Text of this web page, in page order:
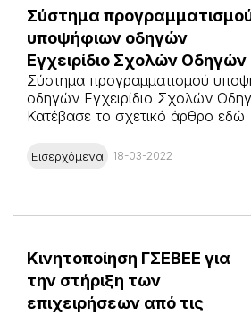
Σύστημα
υποψήφιων οδηγών
Εγχειρίδιο Σχολών Οδηγών
Σύστημα προγραμματισμού
οδηγών Εγχειρίδιο Σχολών
Κατέβασε το σχετικό άρθρο εδώ
Εισερχόμενα 18-03-2022
Κινητοποίηση ΓΣΕΒΕΕ για
την στήριξη των
επιχειρήσεων από τις